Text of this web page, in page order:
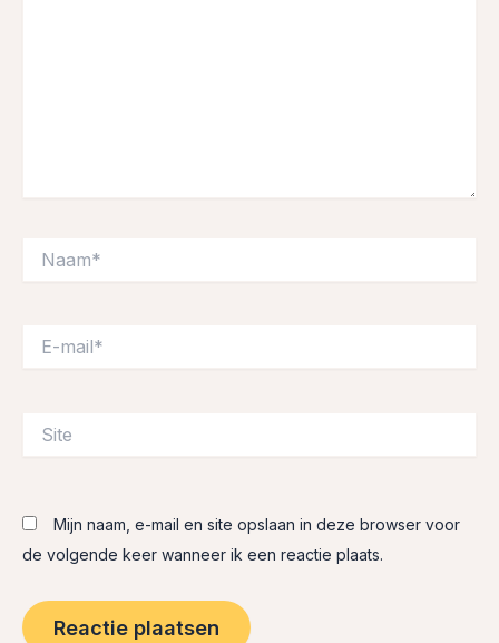
mail*
Mijn naam, e-mail en site opslaan in deze browser voor
de volgende keer wanneer ik een reactie plaats.